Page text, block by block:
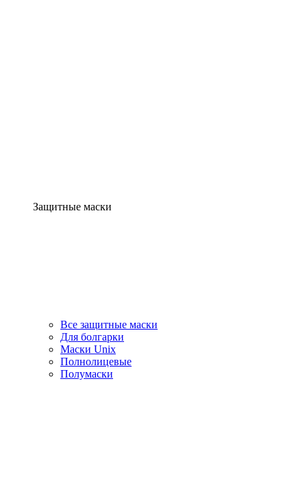
Защитные маски
Все защитные маски
Для болгарки
Маски Unix
Полнолицевые
Полумаски